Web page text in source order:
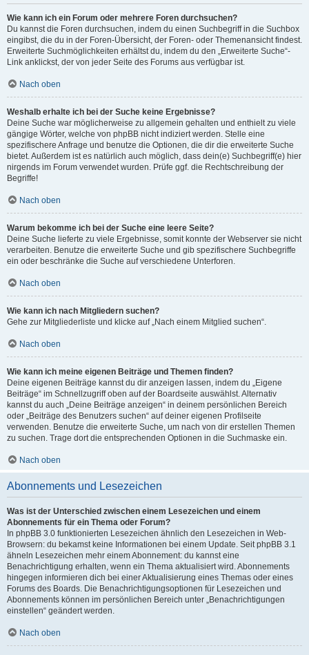
Wie kann ich ein Forum oder mehrere Foren durchsuchen?
Du kannst die Foren durchsuchen, indem du einen Suchbegriff in die Suchbox
eingibst, die du in der Foren-Übersicht, der Foren- oder Themenansicht findest.
Erweiterte Suchmöglichkeiten erhältst du, indem du den „Erweiterte Suche“-
Link anklickst, der von jeder Seite des Forums aus verfügbar ist.
Nach oben
Weshalb erhalte ich bei der Suche keine Ergebnisse?
Deine Suche war möglicherweise zu allgemein gehalten und enthielt zu viele
gängige Wörter, welche von phpBB nicht indiziert werden. Stelle eine
spezifischere Anfrage und benutze die Optionen, die dir die erweiterte Suche
bietet. Außerdem ist es natürlich auch möglich, dass dein(e) Suchbegriff(e) hier
nirgends im Forum verwendet wurden. Prüfe ggf. die Rechtschreibung der
Begriffe!
Nach oben
Warum bekomme ich bei der Suche eine leere Seite?
Deine Suche lieferte zu viele Ergebnisse, somit konnte der Webserver sie nicht
verarbeiten. Benutze die erweiterte Suche und gib spezifischere Suchbegriffe
ein oder beschränke die Suche auf verschiedene Unterforen.
Nach oben
Wie kann ich nach Mitgliedern suchen?
Gehe zur Mitgliederliste und klicke auf „Nach einem Mitglied suchen“.
Nach oben
Wie kann ich meine eigenen Beiträge und Themen finden?
Deine eigenen Beiträge kannst du dir anzeigen lassen, indem du „Eigene
Beiträge“ im Schnellzugriff oben auf der Boardseite auswählst. Alternativ
kannst du auch „Deine Beiträge anzeigen“ in deinem persönlichen Bereich
oder „Beiträge des Benutzers suchen“ auf deiner eigenen Profilseite
verwenden. Benutze die erweiterte Suche, um nach von dir erstellen Themen
zu suchen. Trage dort die entsprechenden Optionen in die Suchmaske ein.
Nach oben
Abonnements und Lesezeichen
Was ist der Unterschied zwischen einem Lesezeichen und einem
Abonnements für ein Thema oder Forum?
In phpBB 3.0 funktionierten Lesezeichen ähnlich den Lesezeichen in Web-
Browsern: du bekamst keine Informationen bei einem Update. Seit phpBB 3.1
ähneln Lesezeichen mehr einem Abonnement: du kannst eine
Benachrichtigung erhalten, wenn ein Thema aktualisiert wird. Abonnements
hingegen informieren dich bei einer Aktualisierung eines Themas oder eines
Forums des Boards. Die Benachrichtigungsoptionen für Lesezeichen und
Abonnements können im persönlichen Bereich unter „Benachrichtigungen
einstellen“ geändert werden.
Nach oben